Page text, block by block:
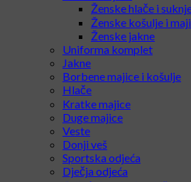
Ženske hlače i
Ženske košulje i
Ženske jakne
Uniforma komplet
Jakne
Borbene majice i košulje
Hlače
Kratke majice
Duge majice
Veste
Donji veš
Sportska odjeća
Dječja odjeća